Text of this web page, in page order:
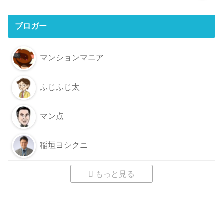
ブロガー
マンションマニア
ふじふじ太
マン点
稲垣ヨシクニ
もっと見る